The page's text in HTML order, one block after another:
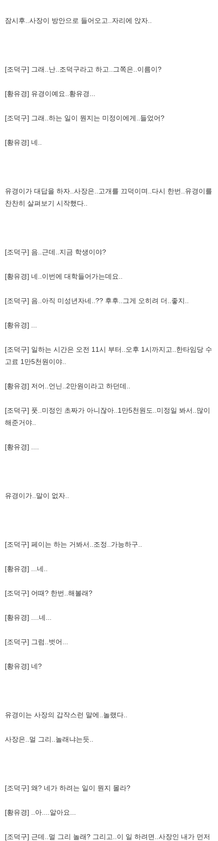
잠시후..사장이 방안으로 들어오고..자리에 앉자..
[조덕구] 그래..난..조덕구라고 하고..그쪽은..이름이?
[황유경] 유경이예요..황유경...
[조덕구] 그래..하는 일이 뭔지는 미정이에게..들었어?
[황유경] 네..
유경이가 대답을 하자..사장은..고개를 끄덕이며..다시 한번..유경이를
찬찬히 살펴보기 시작했다..
[조덕구] 음..근데..지금 학생이야?
[황유경] 네..이번에 대학들어가는데요..
[조덕구] 음..아직 미성년자네..?? 후후..그게 오히려 더..좋지..
[황유경] ...
[조덕구] 일하는 시간은 오전 11시 부터..오후 1시까지고..한타임당 수
고료 1만5천원이야..
[황유경] 저어..언닌..2만원이라고 하던데..
[조덕구] 풋..미정인 초짜가 아니잖아..1만5천원도..미정일 봐서..많이
해준거야..
[황유경] ....
유경이가..말이 없자..
[조덕구] 페이는 하는 거봐서..조정..가능하구..
[황유경] ...네..
[조덕구] 어때? 한번..해볼래?
[황유경] ....네...
[조덕구] 그럼..벗어...
[황유경] 네?
유경이는 사장의 갑작스런 말에..놀랬다..
사장은..멀 그리..놀래냐는듯..
[조덕구] 왜? 네가 하려는 일이 뭔지 몰라?
[황유경] ..아....알아요...
[조덕구] 근데..멀 그리 놀래? 그리고..이 일 하려면..사장인 내가 먼저